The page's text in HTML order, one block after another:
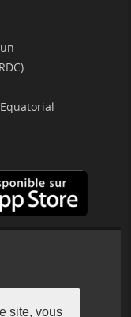
site, vous